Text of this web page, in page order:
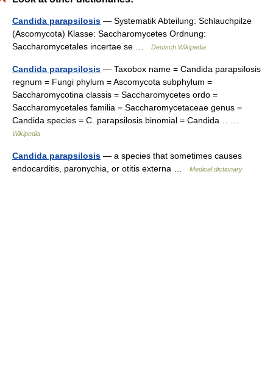
Candida parapsilosis — Systematik Abteilung: Schlauchpilze
(Ascomycota) Klasse: Saccharomycetes Ordnung:
Saccharomycetales incertae se …
Deutsch Wikipedia
Candida parapsilosis — Taxobox name = Candida parapsilosis
regnum = Fungi phylum = Ascomycota subphylum =
Saccharomycotina classis = Saccharomycetes ordo =
Saccharomycetales familia = Saccharomycetaceae genus =
Candida species = C. parapsilosis binomial = Candida… …
Wikipedia
Candida parapsilosis — a species that sometimes causes
endocarditis, paronychia, or otitis externa …
Medical dictionary